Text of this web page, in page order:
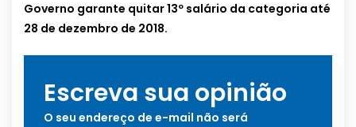
Governo garante quitar 13º salário da categoria até
28 de dezembro de 2018.
Escreva sua opinião
O seu endereço de e-mail não será